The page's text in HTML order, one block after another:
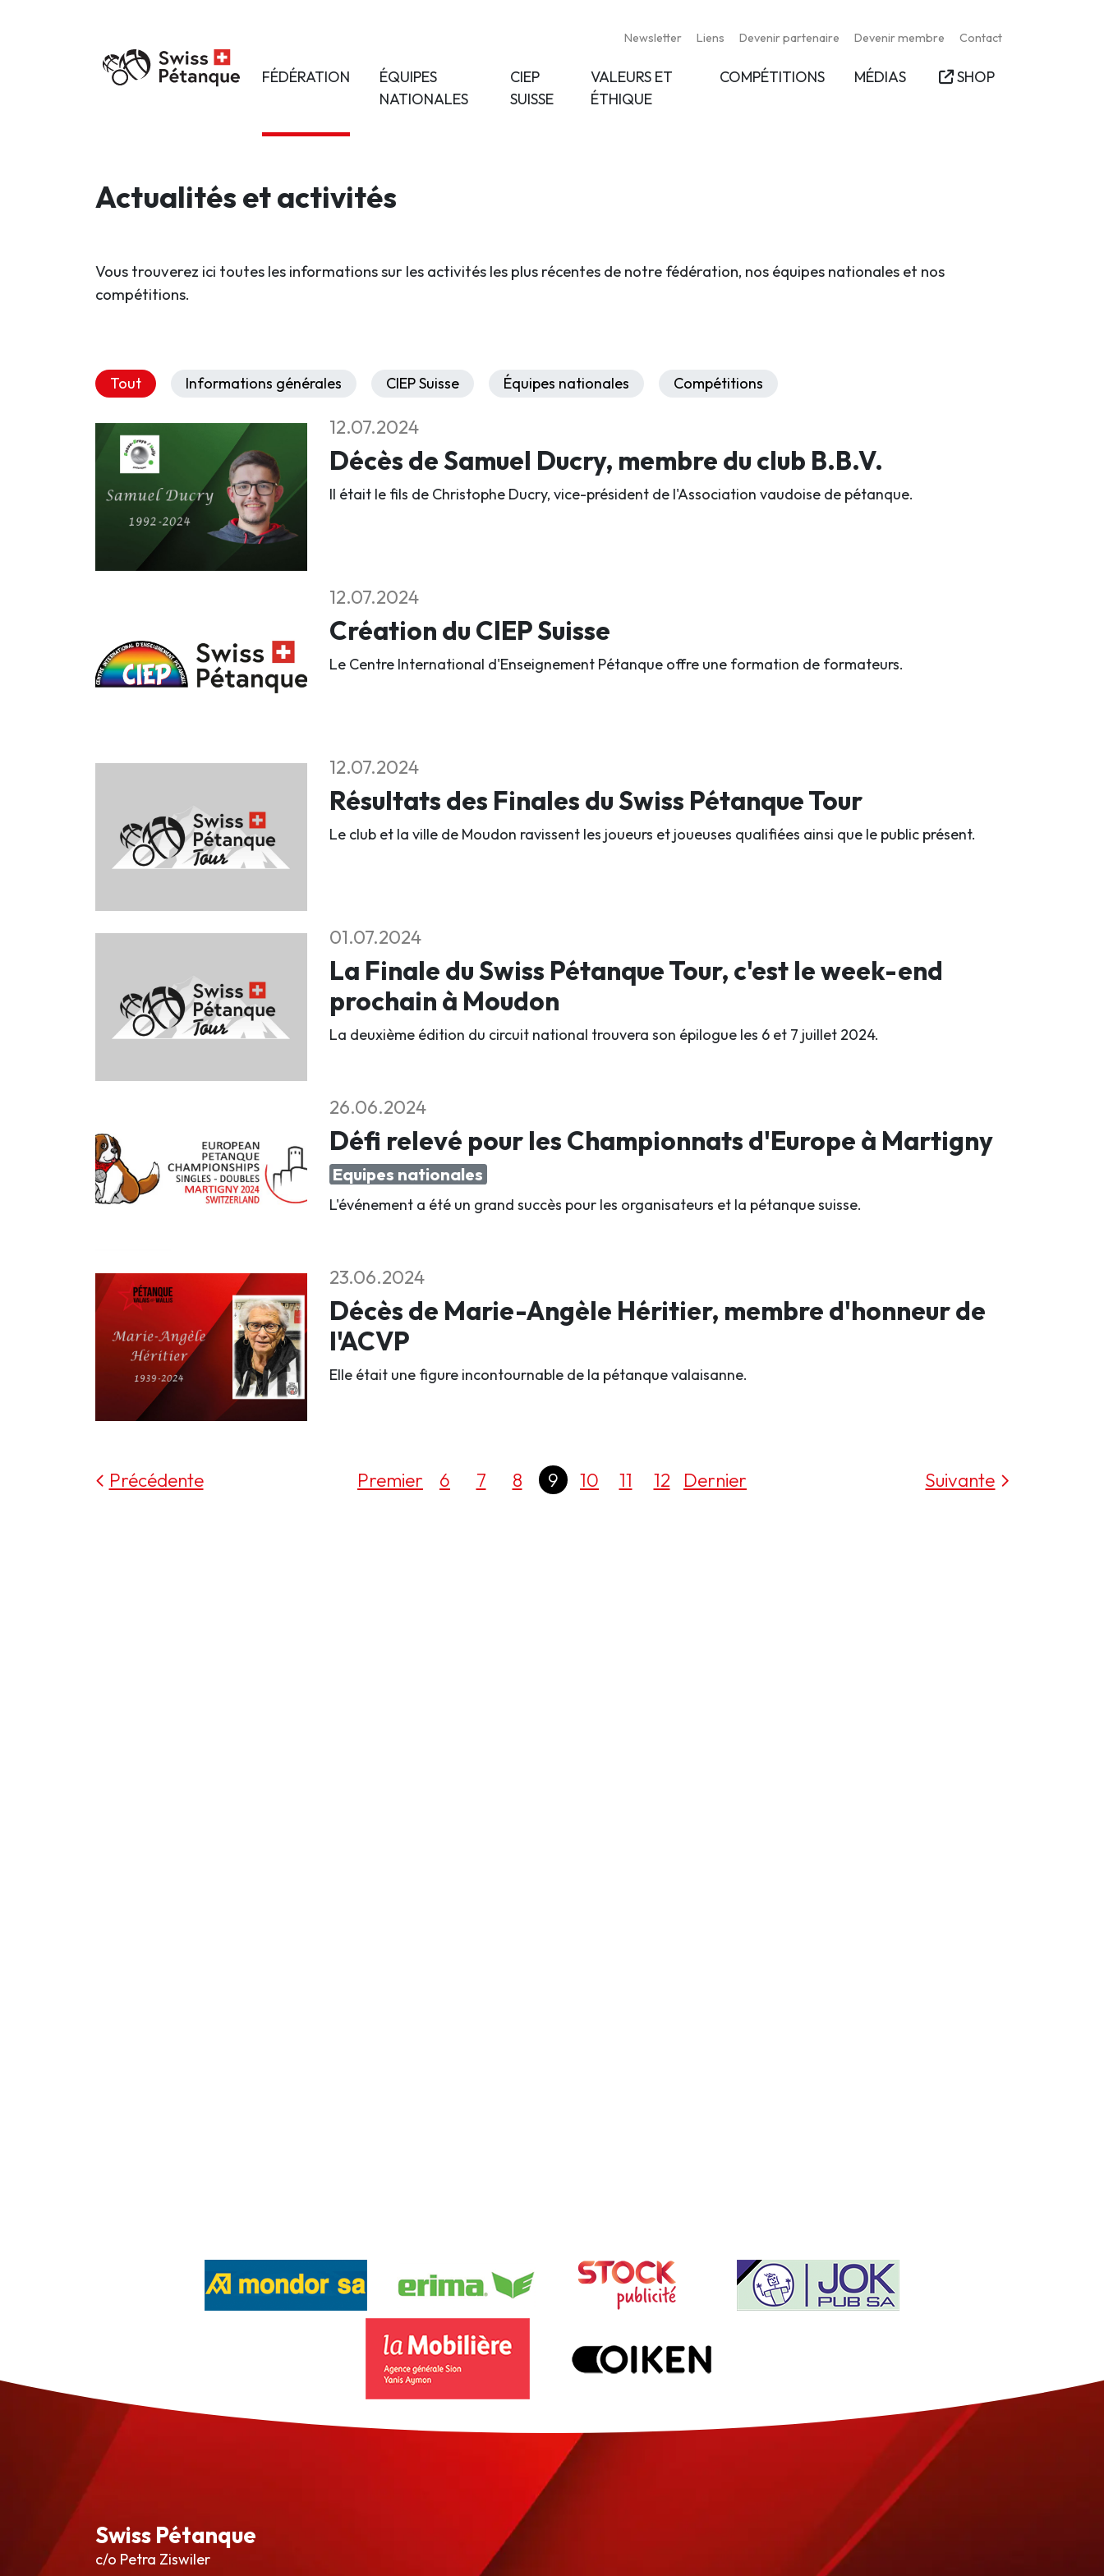
Newsletter Liens Devenir partenaire Devenir membre Contact
FÉDÉRATION
ÉQUIPES
NATIONALES
CIEP
SUISSE
VALEURS ET
ÉTHIQUE
COMPÉTITIONS MÉDIAS SHOP
Actualités et activités
Vous trouverez ici toutes les informations sur les activités les plus récentes de notre fédération, nos équipes nationales et nos
compétitions.
Tout Informations générales CIEP Suisse Équipes nationales Compétitions
12.07.2024
Décès de Samuel Ducry, membre du club B.B.V.
Il était le fils de Christophe Ducry, vice-président de l'Association vaudoise de pétanque.
12.07.2024
Création du CIEP Suisse
Le Centre International d'Enseignement Pétanque offre une formation de formateurs.
12.07.2024
Résultats des Finales du Swiss Pétanque Tour
Le club et la ville de Moudon ravissent les joueurs et joueuses qualifiées ainsi que le public présent.
01.07.2024
La Finale du Swiss Pétanque Tour, c'est le week-end
prochain à Moudon
La deuxième édition du circuit national trouvera son épilogue les 6 et 7 juillet 2024.
26.06.2024
Défi relevé pour les Championnats d'Europe à Martigny
Equipes nationales
L'événement a été un grand succès pour les organisateurs et la pétanque suisse.
23.06.2024
Décès de Marie-Angèle Héritier, membre d'honneur de
l'ACVP
Elle était une figure incontournable de la pétanque valaisanne.
Précédente Premier 6 7 8 9 10 11 12 Dernier Suivante
Swiss Pétanque
c/o Petra Ziswiler